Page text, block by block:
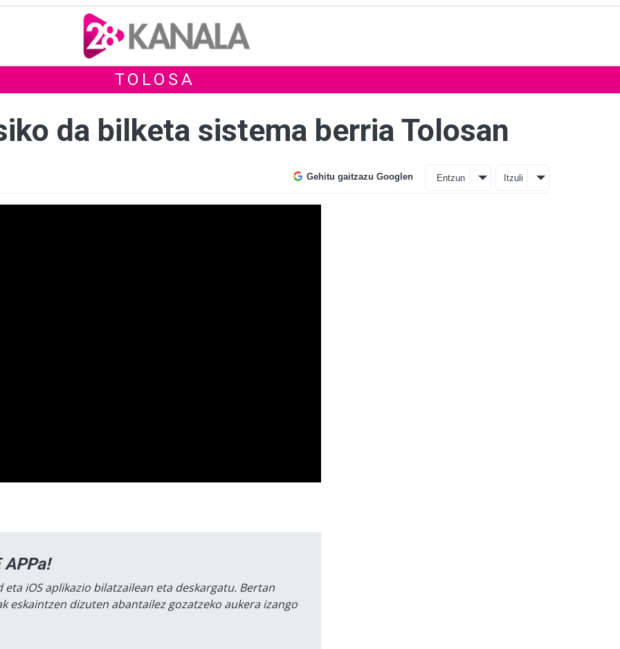
TOLOSA
da bilketa sistema berria Tolosan
Gehitu gaitzazu Googlen Entzun Itzuli
APPa!
iOS aplikazio bilatzailean eta deskargatu. Bertan
eskaintzen dizuten abantailez gozatzeko aukera izango